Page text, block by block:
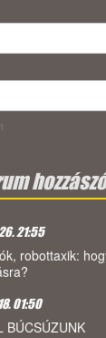
21:55
robottaxik:
01:50
BÚCSÚZUNK